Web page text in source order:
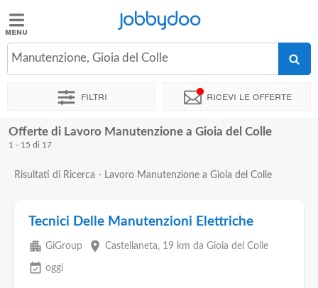
Jobbydoo
Offerte
Stipendi
Blog
Jobbydoo
Manutenzione, Gioia del Colle
Filtri Ricevi le offerte
Offerte di Lavoro Manutenzione a Gioia del Colle
1 - 15 di 17
Risultati di Ricerca - Lavoro Manutenzione a Gioia del Colle
Tecnici Delle Manutenzioni Elettriche
apartment GiGroup place Castellaneta, 19 km da Gioia del Colle
event_available oggi